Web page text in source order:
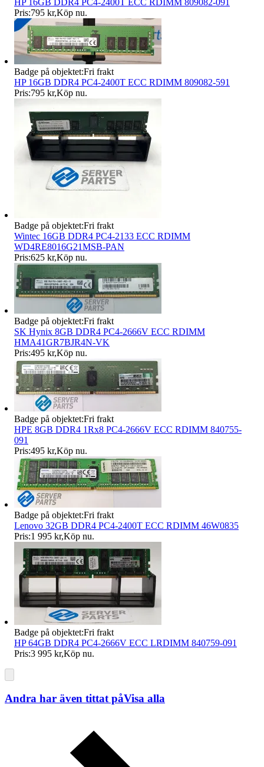
HP 16GB DDR4 PC4-2400T ECC RDIMM 809082-091
Pris:795 kr,Köp nu.
Badge på objektet:Fri frakt
HP 16GB DDR4 PC4-2400T ECC RDIMM 809082-591
Pris:795 kr,Köp nu.
Badge på objektet:Fri frakt
Wintec 16GB DDR4 PC4-2133 ECC RDIMM
WD4RE8016G21MSB-PAN
Pris:625 kr,Köp nu.
Badge på objektet:Fri frakt
SK Hynix 8GB DDR4 PC4-2666V ECC RDIMM
HMA41GR7BJR4N-VK
Pris:495 kr,Köp nu.
Badge på objektet:Fri frakt
HPE 8GB DDR4 1Rx8 PC4-2666V ECC RDIMM 840755-
091
Pris:495 kr,Köp nu.
Badge på objektet:Fri frakt
Lenovo 32GB DDR4 PC4-2400T ECC RDIMM 46W0835
Pris:1 995 kr,Köp nu.
Badge på objektet:Fri frakt
HP 64GB DDR4 PC4-2666V ECC LRDIMM 840759-091
Pris:3 995 kr,Köp nu.
Andra har även tittat påVisa alla